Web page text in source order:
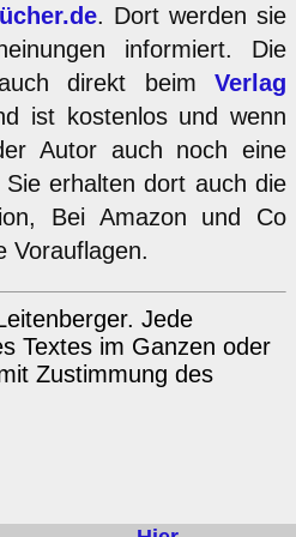
. Dort werden sie
informiert. Die
direkt beim Verlag
ist kostenlos und wenn
Autor auch noch eine
erhalten dort auch die
Bei Amazon und Co
Vorauflagen.
Jede
Textes im Ganzen oder
Zustimmung des